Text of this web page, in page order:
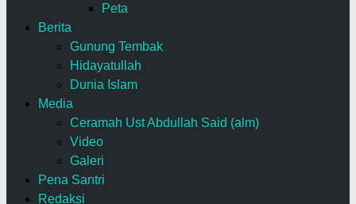
Peta
Berita
Gunung Tembak
Hidayatullah
Dunia Islam
Media
Ceramah Ust Abdullah Said (alm)
Video
Galeri
Pena Santri
Redaksi